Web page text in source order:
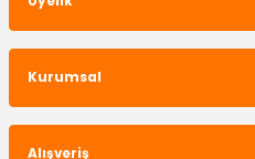
578,30 TL
Kurumsal
Alışveriş